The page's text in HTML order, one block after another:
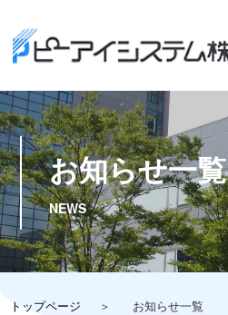
お知らせ一覧
トップページ お知らせ一覧